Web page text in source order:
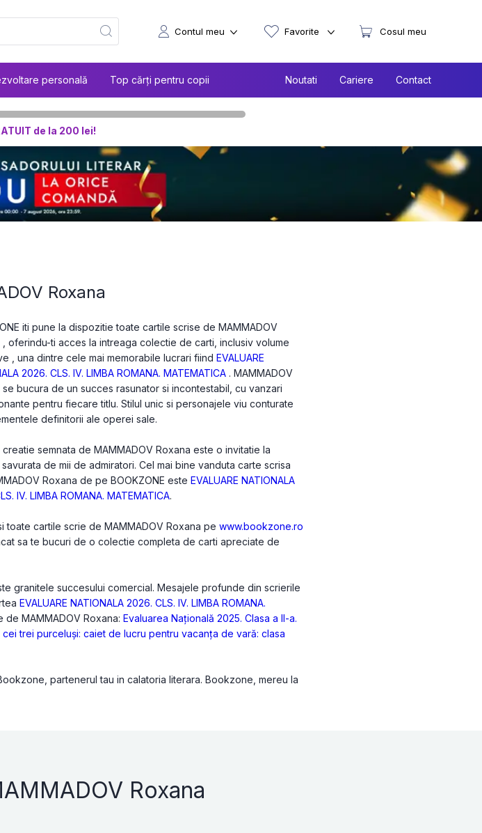
personală Top cărți pentru copii Noutati Cariere Contact
Contul meu Favorite Cosul meu
de la 200 lei!
Roxana
iti pune la dispozitie toate cartile scrise de MAMMADOV
, oferindu-ti acces la intreaga colectie de carti, inclusiv volume
, una dintre cele mai memorabile lucrari fiindEVALUARE
2026. CLS. IV. LIMBA ROMANA. MATEMATICA . MAMMADOV
se bucura de un succes rasunator si incontestabil, cu vanzari
pentru fiecare titlu. Stilul unic si personajele viu conturate
definitorii ale operei sale.
semnata de MAMMADOV Roxana este o invitatie la
de mii de admiratori. Cel mai bine vanduta carte scrisa
Roxana de pe BOOKZONE esteEVALUARE NATIONALA
IV. LIMBA ROMANA. MATEMATICA.
toate cartile scrie de MAMMADOV Roxana pewww.bookzone.ro
sa te bucuri de o colectie completa de carti apreciate de
granitele succesului comercial. Mesajele profunde din scrierile
EVALUARE NATIONALA 2026. CLS. IV. LIMBA ROMANA.
de MAMMADOV Roxana:Evaluarea Națională 2025. Clasa a II-a.
trei purceluși: caiet de lucru pentru vacanţa de vară: clasa
partenerul tau in calatoria literara. Bookzone, mereu la
Roxana